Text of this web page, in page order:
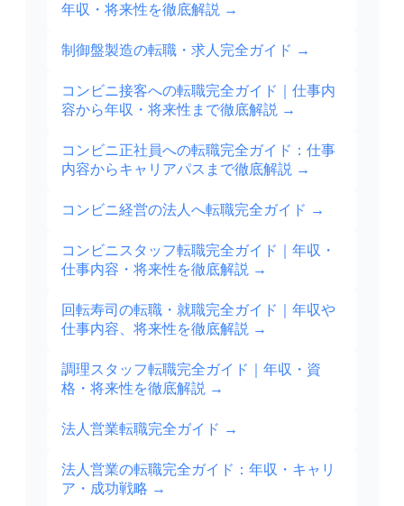
年収・将来性を徹底解説 →
制御盤製造の転職・求人完全ガイド →
コンビニ接客への転職完全ガイド｜仕事内
容から年収・将来性まで徹底解説 →
コンビニ正社員への転職完全ガイド：仕事
内容からキャリアパスまで徹底解説 →
コンビニ経営の法人へ転職完全ガイド →
コンビニスタッフ転職完全ガイド｜年収・
仕事内容・将来性を徹底解説 →
回転寿司の転職・就職完全ガイド｜年収や
仕事内容、将来性を徹底解説 →
調理スタッフ転職完全ガイド｜年収・資
格・将来性を徹底解説 →
法人営業転職完全ガイド →
法人営業の転職完全ガイド：年収・キャリ
ア・成功戦略 →